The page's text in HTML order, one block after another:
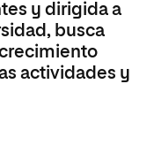
y dirigida a
busca
actividades y